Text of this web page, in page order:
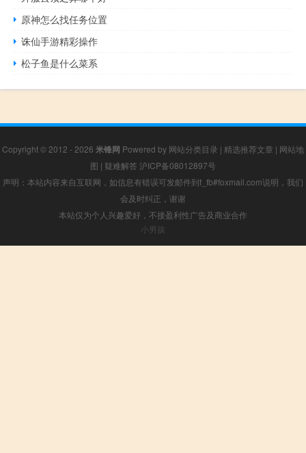
原神怎么找任务位置
诛仙手游精彩操作
松子鱼是什么菜系
Copyright © 2012 - 2026 米锋网 Powered by 网站分类目录 | 精选推荐文章 | 网站地
图 | 疑难解答 沪ICP备08012897号
声明：本站内容来自互联网，如信息有错误可发邮件到f_fb#foxmail.com说明，我们
会及时纠正，谢谢
本站仅为个人兴趣爱好，不接盈利性广告及商业合作
小男孩